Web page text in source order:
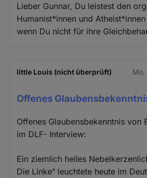
Lieber Gunnar, Du leistest den
Humanist*innen und
wenn Du nicht für ihre
little Louis (nicht überprüft) Mo.
Offenes
Offenes Glaubensbekenntnis von
im DLF- Interview:
Ein ziemlich helles
Die Linke“ leuchtete heute im